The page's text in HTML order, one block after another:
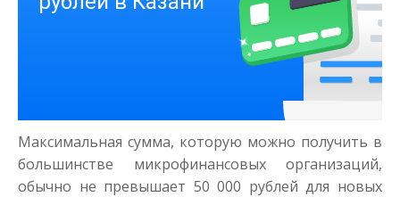
Срок от 1до 21 дня
Получить
Максимальная сумма, которую можно получить в
большинстве микрофинансовых организаций,
обычно не превышает 50 000 рублей для новых